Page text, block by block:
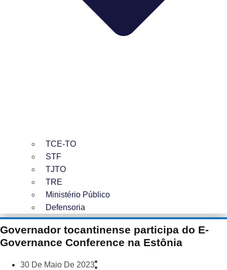
TCE-TO
STF
TJTO
TRE
Ministério Público
Defensoria
Governador tocantinense participa do E-
Governance Conference na Estônia
30 De Maio De 2023